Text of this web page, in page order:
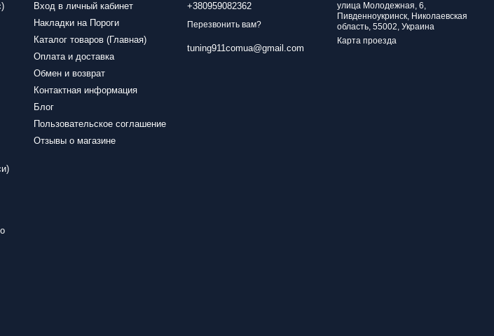
Вход в личный кабинет
Накладки на Пороги
Каталог товаров (Главная)
Оплата и доставка
Обмен и возврат
Контактная информация
Блог
Пользовательское соглашение
Отзывы о магазине
+380959082362
Перезвонить вам?
tuning911comua@gmail.com
улица Молодежная, 6,
Пивденноукринск, Николаевская
область, 55002, Украина
Карта проезда